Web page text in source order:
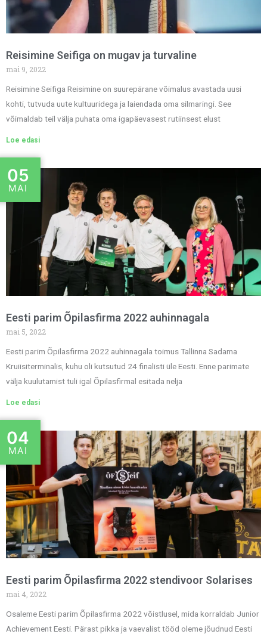
Reisimine Seifiga on mugav ja turvaline
mai 9, 2022
Reisimine Seifiga Reisimine on suurepärane võimalus avastada uusi
kohti, tutvuda uute kultuuridega ja laiendada oma silmaringi. See
võimaldab teil välja puhata oma igapäevasest rutiinsest elust
Loe edasi
05
MAI
Eesti parim Õpilasfirma 2022 auhinnagala
mai 5, 2022
Eesti parim Õpilasfirma 2022 auhinnagala toimus Tallinna Sadama
Kruiisiterminalis, kuhu oli kutsutud 24 finalisti üle Eesti. Enne parimate
välja kuulutamist tuli igal Õpilasfirmal esitada nelja
Loe edasi
04
MAI
Eesti parim Õpilasfirma 2022 stendivoor Solarises
mai 4, 2022
Osaleme Eesti parim Õpilasfirma 2022 võistlusel, mida korraldab Junior
Achievement Eesti. Pärast pikka ja vaevalist tööd oleme jõudnud Eesti